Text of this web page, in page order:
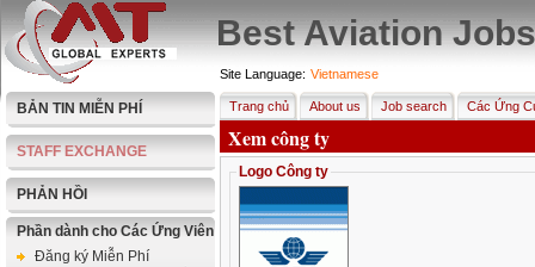
Best Aviation Jobs
BẢN TIN MIỄN PHÍ
STAFF EXCHANGE
PHẢN HỒI
Phần dành cho Các Ứng Viên
Đăng ký Miễn Phí
Site Language: Vietnamese
Trang chủ About us Job search Các Ứng
Xem công ty
Logo Công ty